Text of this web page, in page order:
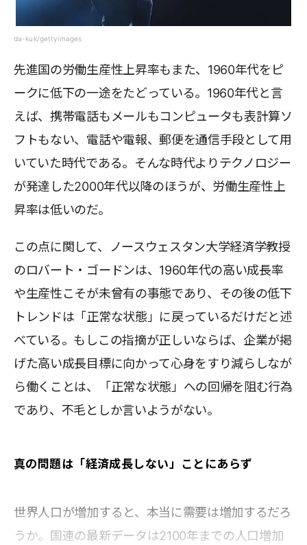
da-kuk/gettyimages
先進国の労働生産性上昇率もまた、1960年代をピ
ークに低下の一途をたどっている。1960年代と言
えば、携帯電話もメールもコンピュータも表計算ソ
フトもない、電話や電報、郵便を通信手段として用
いていた時代である。そんな時代よりテクノロジー
が発達した2000年代以降のほうが、労働生産性上
昇率は低いのだ。
この点に関して、ノースウェスタン大学経済学教授
のロバート・ゴードンは、1960年代の高い成長率
や生産性こそが未曾有の事態であり、その後の低下
トレンドは「正常な状態」に戻っているだけだと述
べている。もしこの指摘が正しいならば、企業が掲
げた高い成長目標に向かって心身をすり減らしなが
ら働くことは、「正常な状態」への回帰を阻む行為
であり、不毛としか言いようがない。
真の問題は「経済成長しない」ことにあらず
世界人口が増加すると、本当に需要は増加するだろ
うか。国連の最新データは2100年までの人口増加